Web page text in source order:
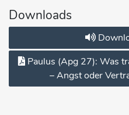
Downloads
Paulus (Apg 27): Was
– Angst oder